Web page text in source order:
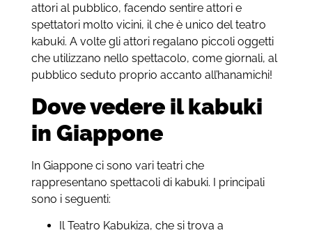
attori al pubblico, facendo sentire attori e
spettatori molto vicini, il che è unico del teatro
kabuki. A volte gli attori regalano piccoli oggetti
che utilizzano nello spettacolo, come giornali, al
pubblico seduto proprio accanto all’hanamichi!
Dove vedere il kabuki
in Giappone
In Giappone ci sono vari teatri che
rappresentano spettacoli di kabuki. I principali
sono i seguenti:
Il Teatro Kabukiza, che si trova a